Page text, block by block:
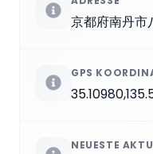
京都府南丹市
GPS
NEUESTE